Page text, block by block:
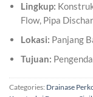
Lingkup:
Flow, Pipa
Lokasi: Panjang
Tujuan:
Categories: Drainase